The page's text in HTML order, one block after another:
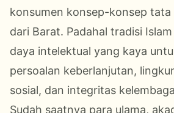
konsumen konsep-konsep tata
dari Barat. Padahal tradisi
daya intelektual yang kaya
persoalan keberlanjutan,
sosial, dan integritas
Sudah saatnya para ulama,